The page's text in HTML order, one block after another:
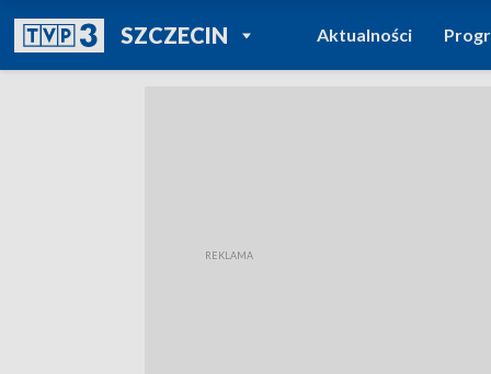
SZCZECINPOWRÓT DO
TVP REGIONY
Aktualności